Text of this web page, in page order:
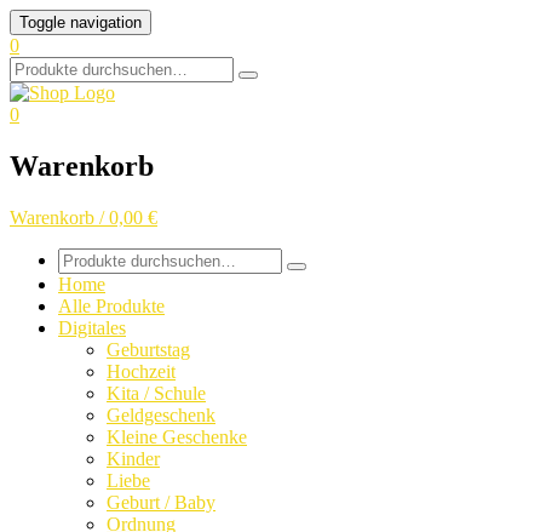
Skip
to
content
Toggle navigation
0
Search
for:
0
Warenkorb
Warenkorb / 0,00 €
Search
for:
Home
Alle Produkte
Digitales
Geburtstag
Hochzeit
Kita / Schule
Geldgeschenk
Kleine Geschenke
Kinder
Liebe
Geburt / Baby
Ordnung